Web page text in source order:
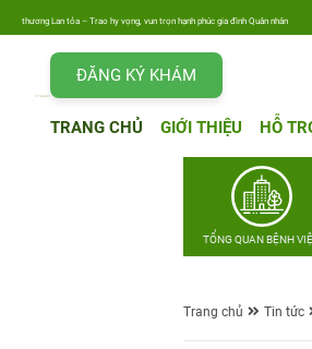
hy vọng, vun trọn hạnh phúc gia đình Quân nhân
ĐĂNG KÝ KHÁM
TRANG CHỦ GIỚI THIỆU HỖ
TỔNG QUAN BỆNH
Trang chủ Tin tức